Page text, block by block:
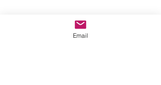
Email